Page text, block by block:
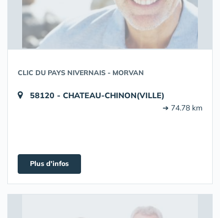
CLIC DU PAYS NIVERNAIS - MORVAN
58120 - CHATEAU-CHINON(VILLE)
➔ 74.78 km
Plus d'infos